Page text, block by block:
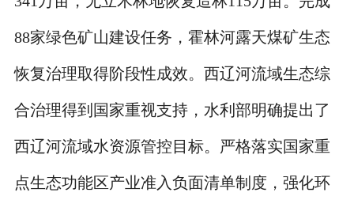
88家绿色矿山建设任务，霍林河露天煤矿生态
恢复治理取得阶段性成效。西辽河流域生态综
合治理得到国家重视支持，水利部明确提出了
西辽河流域水资源管控目标。严格落实国家重
点生态功能区产业准入负面清单制度，强化环